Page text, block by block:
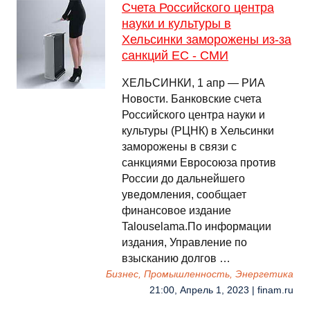
Счета Российского центра
науки и культуры в
Хельсинки заморожены из-за
санкций ЕС - СМИ
ХЕЛЬСИНКИ, 1 апр — РИА
Новости. Банковские счета
Российского центра науки и
культуры (РЦНК) в Хельсинки
заморожены в связи с
санкциями Евросоюза против
России до дальнейшего
уведомления, сообщает
финансовое издание
Talouselama.По информации
издания, Управление по
взысканию долгов …
Бизнес, Промышленность, Энергетика
21:00, Апрель 1, 2023 | finam.ru